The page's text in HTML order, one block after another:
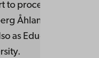
to process the
Åhlander has a
as Educational